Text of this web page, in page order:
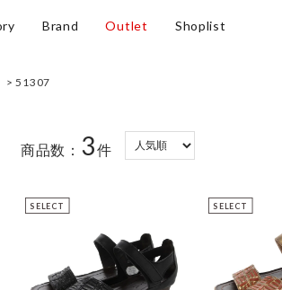
Brand Outlet Shoplist
> 51307
商品数： 3件
SELECT SELECT